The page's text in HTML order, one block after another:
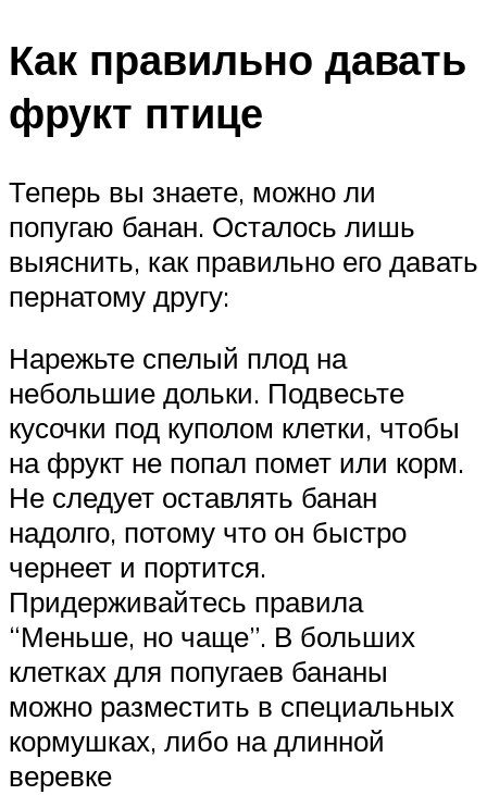
Как правильно давать
фрукт птице
Теперь вы знаете, можно ли
попугаю банан. Осталось лишь
выяснить, как правильно его давать
пернатому другу:
Нарежьте спелый плод на
небольшие дольки. Подвесьте
кусочки под куполом клетки, чтобы
на фрукт не попал помет или корм.
Не следует оставлять банан
надолго, потому что он быстро
чернеет и портится.
Придерживайтесь правила
“Меньше, но чаще”. В больших
клетках для попугаев бананы
можно разместить в специальных
кормушках, либо на длинной
веревке